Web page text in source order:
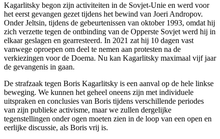
Kagarlitsky begon zijn activiteiten in de Sovjet-Unie en werd voor
het eerst gevangen gezet tijdens het bewind van Joeri Andropov.
Onder Jeltsin, tijdens de gebeurtenissen van oktober 1993, omdat hij
zich verzette tegen de ontbinding van de Opperste Sovjet werd hij in
elkaar geslagen en gearresteerd. In 2021 zat hij 10 dagen vast
vanwege oproepen om deel te nemen aan protesten na de
verkiezingen voor de Doema. Nu kan Kagarlitsky maximaal vijf jaar
de gevangenis in gaan.
De strafzaak tegen Boris Kagarlitsky is een aanval op de hele linkse
beweging. We kunnen het geheel oneens zijn met individuele
uitspraken en conclusies van Boris tijdens verschillende periodes
van zijn publieke activisme, maar we zullen dergelijke
tegenstellingen onder ogen moeten zien in de loop van een open en
eerlijke discussie, als Boris vrij is.